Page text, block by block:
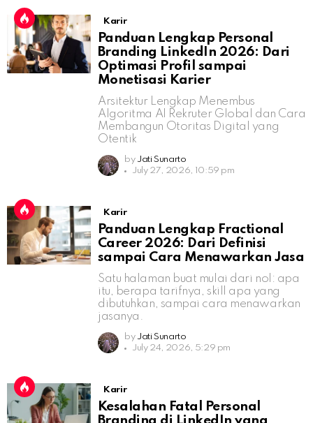
Karir
Panduan Lengkap Personal
Branding LinkedIn 2026: Dari
Optimasi Profil sampai
Monetisasi Karier
Arsitektur Lengkap Menembus
Algoritma AI Rekruter Global dan Cara
Membangun Otoritas Digital yang
Otentik
by Jati Sunarto
July 27, 2026, 10:59 pm
Karir
Panduan Lengkap Fractional
Career 2026: Dari Definisi
sampai Cara Menawarkan Jasa
Satu halaman buat mulai dari nol: apa
itu, berapa tarifnya, skill apa yang
dibutuhkan, sampai cara menawarkan
jasanya.
by Jati Sunarto
July 24, 2026, 5:29 pm
Karir
Kesalahan Fatal Personal